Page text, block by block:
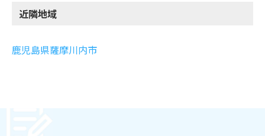
近隣地域
鹿児島県薩摩川内市